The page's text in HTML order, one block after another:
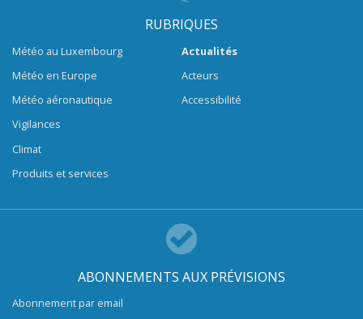
RUBRIQUES
Météo au Luxembourg
Météo en Europe
Météo aéronautique
Vigilances
Climat
Produits et services
Actualités
Acteurs
Accessibilité
ABONNEMENTS AUX PRÉVISIONS
Abonnement par email